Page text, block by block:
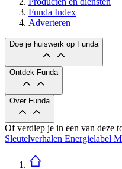
Funda Index
Adverteren
Doe je huiswerk op Funda
Ontdek Funda
Over Funda
Of verdiep je in een van deze
Sleutelverhalen Energielabel